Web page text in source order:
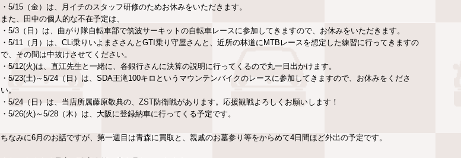
・5/15（金）は、月イチのスタッフ研修のためお休みをいただきます。
また、田中の個人的な不在予定は、
・5/3（日）は、曲がり隊自転車部で筑波サーキットの自転車レースに参加してきますので、お休みをいただきます。
・5/11（月）は、CLi乗りいよまささんとGTI乗り守屋さんと、近所の林道にMTBレースを想定した練習に行ってきますの
で、その間は中抜けさせてください。
・5/12(火)は、直江先生と一緒に、各銀行さんに決算の説明に行ってくるので丸一日出かけます。
・5/23(土)～5/24（日）は、SDA王滝100キロというマウンテンバイクのレースに参加してきますので、お休みをくださ
い。
・5/24（日）は、当店所属藤原敬典の、ZST防衛戦があります。応援観戦よろしくお願いします！
・5/26(火)～5/28（木）は、大阪に登録納車に行ってくる予定です。
ちなみに6月のお話ですが、第一週目は青森に買取と、親戚のお墓参り等をからめて4日間ほど外出の予定です。